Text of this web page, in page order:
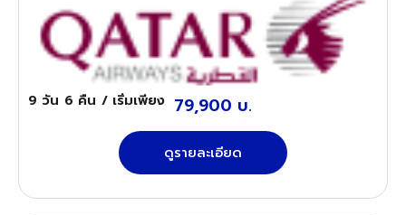
9 วัน 6 คืน / เริ่มเพียง 79,900 บ.
ดูรายละเอียด